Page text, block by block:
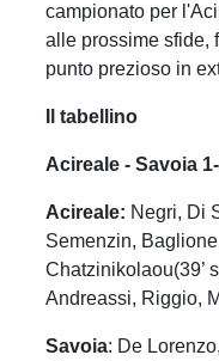
campionato per
alle prossime sfide,
punto prezioso in
Il tabellino
Acireale - Savoia
Acireale: Negri, Di
Semenzin,
Chatzinikolaou(39’
Andreassi, Riggio,
Savoia: De